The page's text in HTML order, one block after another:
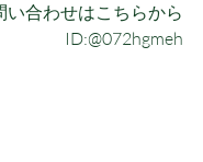
い合わせはこちらから
ID:@072hgmeh